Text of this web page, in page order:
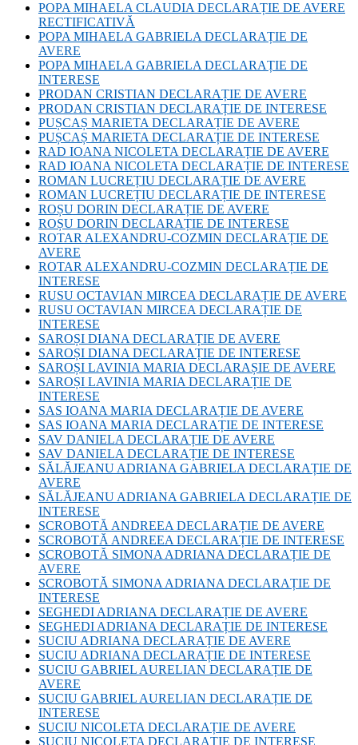
POPA MIHAELA CLAUDIA DECLARAȚIE DE AVERE
RECTIFICATIVĂ
POPA MIHAELA GABRIELA DECLARAȚIE DE
AVERE
POPA MIHAELA GABRIELA DECLARAȚIE DE
INTERESE
PRODAN CRISTIAN DECLARAȚIE DE AVERE
PRODAN CRISTIAN DECLARAȚIE DE INTERESE
PUȘCAȘ MARIETA DECLARAȚIE DE AVERE
PUȘCAȘ MARIETA DECLARAȚIE DE INTERESE
RAD IOANA NICOLETA DECLARAȚIE DE AVERE
RAD IOANA NICOLETA DECLARAȚIE DE INTERESE
ROMAN LUCREȚIU DECLARAȚIE DE AVERE
ROMAN LUCREȚIU DECLARAȚIE DE INTERESE
ROȘU DORIN DECLARAȚIE DE AVERE
ROȘU DORIN DECLARAȚIE DE INTERESE
ROTAR ALEXANDRU-COZMIN DECLARAȚIE DE
AVERE
ROTAR ALEXANDRU-COZMIN DECLARAȚIE DE
INTERESE
RUSU OCTAVIAN MIRCEA DECLARAȚIE DE AVERE
RUSU OCTAVIAN MIRCEA DECLARAȚIE DE
INTERESE
SAROȘI DIANA DECLARAȚIE DE AVERE
SAROȘI DIANA DECLARAȚIE DE INTERESE
SAROȘI LAVINIA MARIA DECLARAȘIE DE AVERE
SAROȘI LAVINIA MARIA DECLARAȚIE DE
INTERESE
SAS IOANA MARIA DECLARAȚIE DE AVERE
SAS IOANA MARIA DECLARAȚIE DE INTERESE
SAV DANIELA DECLARAȚIE DE AVERE
SAV DANIELA DECLARAȚIE DE INTERESE
SĂLĂJEANU ADRIANA GABRIELA DECLARAȚIE DE
AVERE
SĂLĂJEANU ADRIANA GABRIELA DECLARAȚIE DE
INTERESE
SCROBOTĂ ANDREEA DECLARAȚIE DE AVERE
SCROBOTĂ ANDREEA DECLARAȚIE DE INTERESE
SCROBOTĂ SIMONA ADRIANA DECLARAȚIE DE
AVERE
SCROBOTĂ SIMONA ADRIANA DECLARAȚIE DE
INTERESE
SEGHEDI ADRIANA DECLARAȚIE DE AVERE
SEGHEDI ADRIANA DECLARAȚIE DE INTERESE
SUCIU ADRIANA DECLARAȚIE DE AVERE
SUCIU ADRIANA DECLARAȚIE DE INTERESE
SUCIU GABRIEL AURELIAN DECLARAȚIE DE
AVERE
SUCIU GABRIEL AURELIAN DECLARAȚIE DE
INTERESE
SUCIU NICOLETA DECLARAȚIE DE AVERE
SUCIU NICOLETA DECLARAȚIE DE INTERESE